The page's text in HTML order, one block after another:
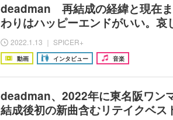
deadman 再結成の経緯と現在
わりはハッピーエンドがいい。
2022.1.13 ｜ SPICER+
動画 インタビュー 音楽
deadman、2022年に東名阪ワン
結成後初の新曲含むリテイクベス